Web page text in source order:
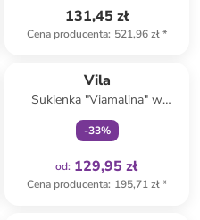
131,45 zł
Cena producenta: 521,96 zł*
Vila
Sukienka "Viamalina" w
kolorze błękitnym
-33%
od: 129,95 zł
Cena producenta: 195,71 zł*